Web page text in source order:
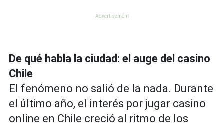
De qué habla la ciudad: el auge del casino
Chile
El fenómeno no salió de la nada. Durante
el último año, el interés por jugar casino
online en Chile creció al ritmo de los